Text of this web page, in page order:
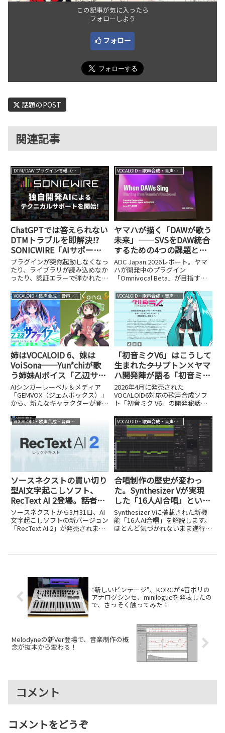
この記事が気に入ったら
フォローしよう
フォロー
話題のPOST
関連記事
DTM/DAW プラグイン情報（VST AU AAX）
ChatGPTでは答えられない
DTMトラブルを即解決!?
SONICWIRE「AIサポー
ト」が約30年分の事例で実
現した、専用AIの実力
プラグインが突然起動しなくなっ
たり、ライブラリが読み込めなか
ったり、認証エラーで弾かれた
したトラブルに頭を抱えた経験が
ありますよね。慣れている人でも
解決に時間がかかることがあり、
初心者にとってはなおさら高い...
VOCALOID・歌声合成・音声合成
ヤマハが描く「DAWが歌う
未来」——SVSをDAW統合
するための4つの課題と
は？【ADC Japan 2026レ
ポート②】
ADC Japan 2026レポート。ヤマ
ハが開発中のプラグイン
「Omnivocal Beta」が目指す、
完結する歌声合成とは。統合を阻
む4つの技術課題と解決アプロー
チを詳しく紹介します。
VOCALOID・歌声合成・音声合成
姉はVOCALOID 6、妹は
VoiSona──Yun*chiが歌
う姉妹AIボイス「乙辺サフ
ァイア」「乙辺ヒスイ」誕
生。アニメ化も視野に展開
AIシンガーレーベル＆メディア
「GEMVOX（ジェムボックス）」
から、新たなキャラクターが登場
は、VOCALOID 6のボイスバンク
「乙辺サファイア」とVoiSonaの
ソングボイスライブラリ「乙辺ヒ
スイ」。両...
VOCALOID・歌声合成・音声合成
「初音ミクV6」はこうして
生まれた――クリプトン×ヤマ
ハ開発陣が語る「初音ミク
らしさ」をAIで実現するま
で
2026年4月に発売された
VOCALOID6対応の歌声合成ソフ
ト「初音ミク V6」の開発秘話
にインタビュー。「初音ミクらし
さ」をAIで再現する学習データや
パラメータ調整、Softボイスバン
ク誕生の舞台裏まで詳しく聞きま
した。
VOCALOID・歌声合成・音声合成
ソースネクストの買い切り
型AI文字起こしソフト、
RecText AI 2登場。話者分
離機能を新搭載し、グレー
ドアップした最新版をチェ
ック
ソースネクストから3月31日、AI
文字起こしソフトの新バージョン
「RecText AI 2」が発売されまし
い切り型・オフライン処理という
VOCALOID・歌声合成・音声合成
合唱制作の歴史が変わっ
た。Synthesizer Vが実現
した「16人AI合唱」という
革命
Synthesizer Vに搭載された新機
能「16人AI合唱」を解説します。
ほとんど気づかれないまま進行し
“新しいビンテージ”、KORGが4音ポリの
アナログシンセ、minilogueを発表したの
で、さっそく触ってみた！
Melodyneの新Ver登場で、音楽制作の概
念が抜本から変わる！
コメント
コメントをどうぞ